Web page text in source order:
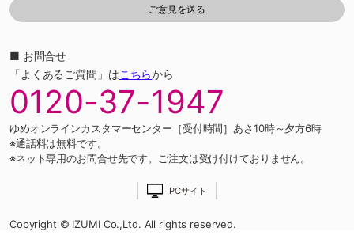
■ お問合せ
「よくあるご質問」はこちらから
0120-37-1947
ゆめオンラインカスタマーセンター［受付時間］あさ10時～夕方6時
※通話料は無料です。
※ネット専用のお問合せ先です。ご注文は受け付けておりません。
PCサイト
Copyright © IZUMI Co.,Ltd. All rights reserved.